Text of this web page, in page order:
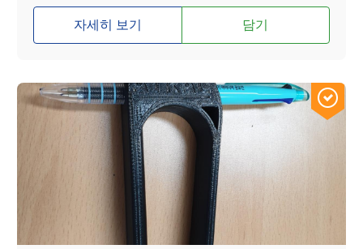
자세히 보기 담기